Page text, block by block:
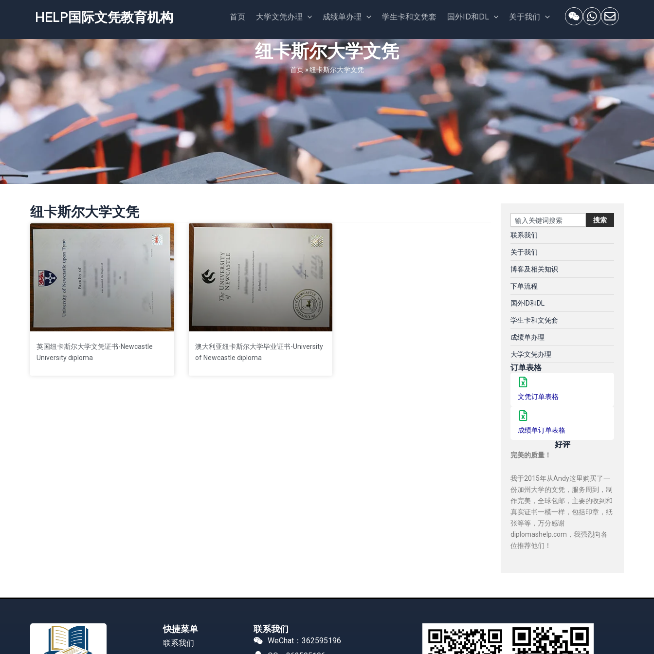
容
HELP国际文凭教育机构 首页 大学文凭办理 成绩单办理 学生卡和文凭套 国外ID和DL 关于我们
纽卡斯尔大学文凭
首页»纽卡斯尔大学文凭
纽卡斯尔大学文凭
英国纽卡斯尔大学文凭证书-Newcastle
University diploma
澳大利亚纽卡斯尔大学毕业证书-University
of Newcastle diploma
Search 搜索
联系我们
关于我们
博客及相关知识
下单流程
国外ID和DL
学生卡和文凭套
成绩单办理
大学文凭办理
订单表格
文凭订单表格
成绩单订单表格
好评
完美的质量！
我于2015年从Andy这里购买了一
份加州大学的文凭，服务周到，制
作完美，全球包邮，主要的收到和
真实证书一模一样，包括印章，纸
张等等，万分感谢
diplomashelp.com，我强烈向各
位推荐他们！
快捷菜单
联系我们
联系我们
WeChat：362595196